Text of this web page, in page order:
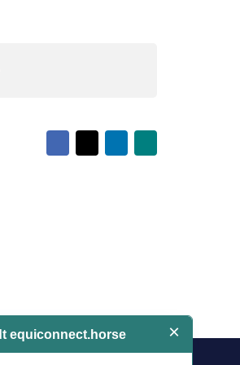
Facebook
X LinkedIn
Mail
to